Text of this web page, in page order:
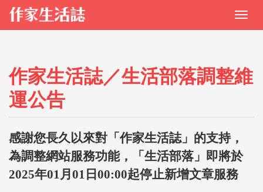
作家生活誌／生活部落調整維
運公告
感謝您長久以來對「作家生活誌」的支持，
為調整網站服務功能，「生活部落」即將於
2025年01月01日00:00起停止新增文章服務